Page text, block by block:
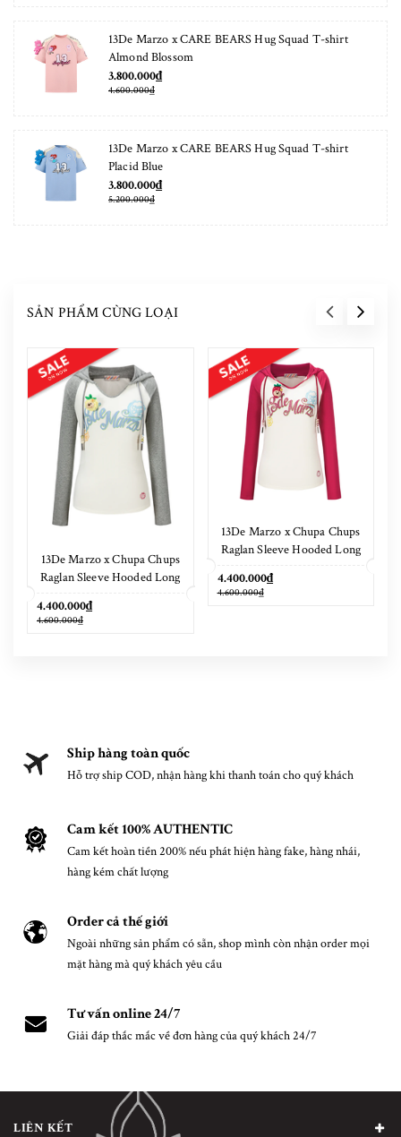
13De Marzo x CARE BEARS Hug Squad T-shirt
Almond Blossom
3.800.000₫
4.600.000₫
13De Marzo x CARE BEARS Hug Squad T-shirt
Placid Blue
3.800.000₫
5.200.000₫
SẢN PHẨM CÙNG LOẠI
13De Marzo x Chupa Chups
Raglan Sleeve Hooded Long
4.400.000₫
4.600.000₫
13De Marzo x Chupa Chups
Raglan Sleeve Hooded Long
4.400.000₫
4.600.000₫
Ship hàng toàn quốc
Hỗ trợ ship COD, nhận hàng khi thanh toán cho quý khách
Cam kết 100% AUTHENTIC
Cam kết hoàn tiền 200% nếu phát hiện hàng fake, hàng nhái,
hàng kém chất lượng
Order cả thế giới
Ngoài những sản phẩm có sẵn, shop mình còn nhận order mọi
mặt hàng mà quý khách yêu cầu
Tư vấn online 24/7
Giải đáp thắc mắc về đơn hàng của quý khách 24/7
LIÊN KẾT